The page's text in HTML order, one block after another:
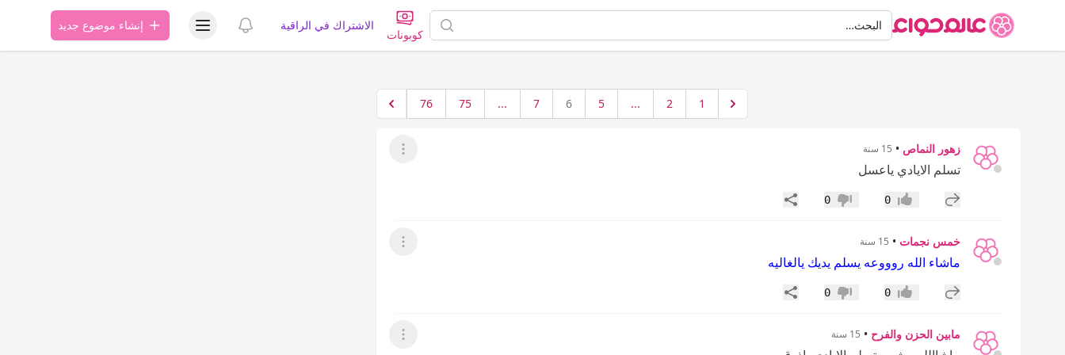
البحثالبحث…
كوبونات
الاشتراك في الراقية عرض الإشعاراتعرض قائمة المستخدمإنشاء موضوع جديد
1
2
...
5
6
7
...
75
76
زهور النماص • 15 سنة عرض القائمة
تسلم الايادي ياعسل
إضافة رد جديد
إعجاب0 عدم إعجاب
0 مشاركة
خمس نجمات • 15 سنة عرض القائمة
ماشاء الله روووعه يسلم يديك يالغاليه
إضافة رد جديد
إعجاب0 عدم إعجاب
0 مشاركة
مابين الحزن والفرح • 15 سنة عرض القائمة